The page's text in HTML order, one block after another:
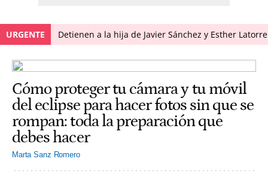
URGENTE Detienen a la hija de Javier Sánchez y Esther
Cómo proteger tu cámara y tu móvil
del eclipse para hacer fotos sin que se
rompan: toda la preparación que
debes hacer
Marta Sanz Romero